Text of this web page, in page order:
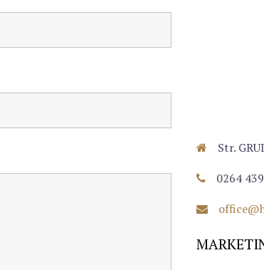
Str.
0264